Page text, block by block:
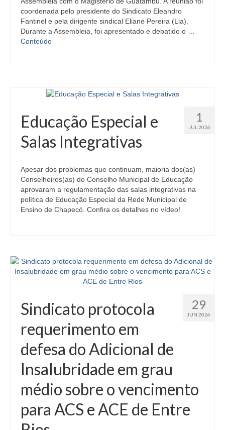
coordenada pelo presidente do Sindicato Eleandro
Fantinel e pela dirigente sindical Eliane Pereira (Lia).
Durante a Assembleia, foi apresentado e debatido o …
Conteúdo
1
JUL 2026
Educação Especial e
Salas Integrativas
Apesar dos problemas que continuam, maioria dos(as)
Conselheiros(as) do Conselho Municipal de Educação
aprovaram a regulamentação das salas integrativas na
política de Educação Especial da Rede Municipal de
Ensino de Chapecó. Confira os detalhes no vídeo!
29
JUN 2026
Sindicato protocola
requerimento em
defesa do Adicional de
Insalubridade em grau
médio sobre o vencimento
para ACS e ACE de Entre